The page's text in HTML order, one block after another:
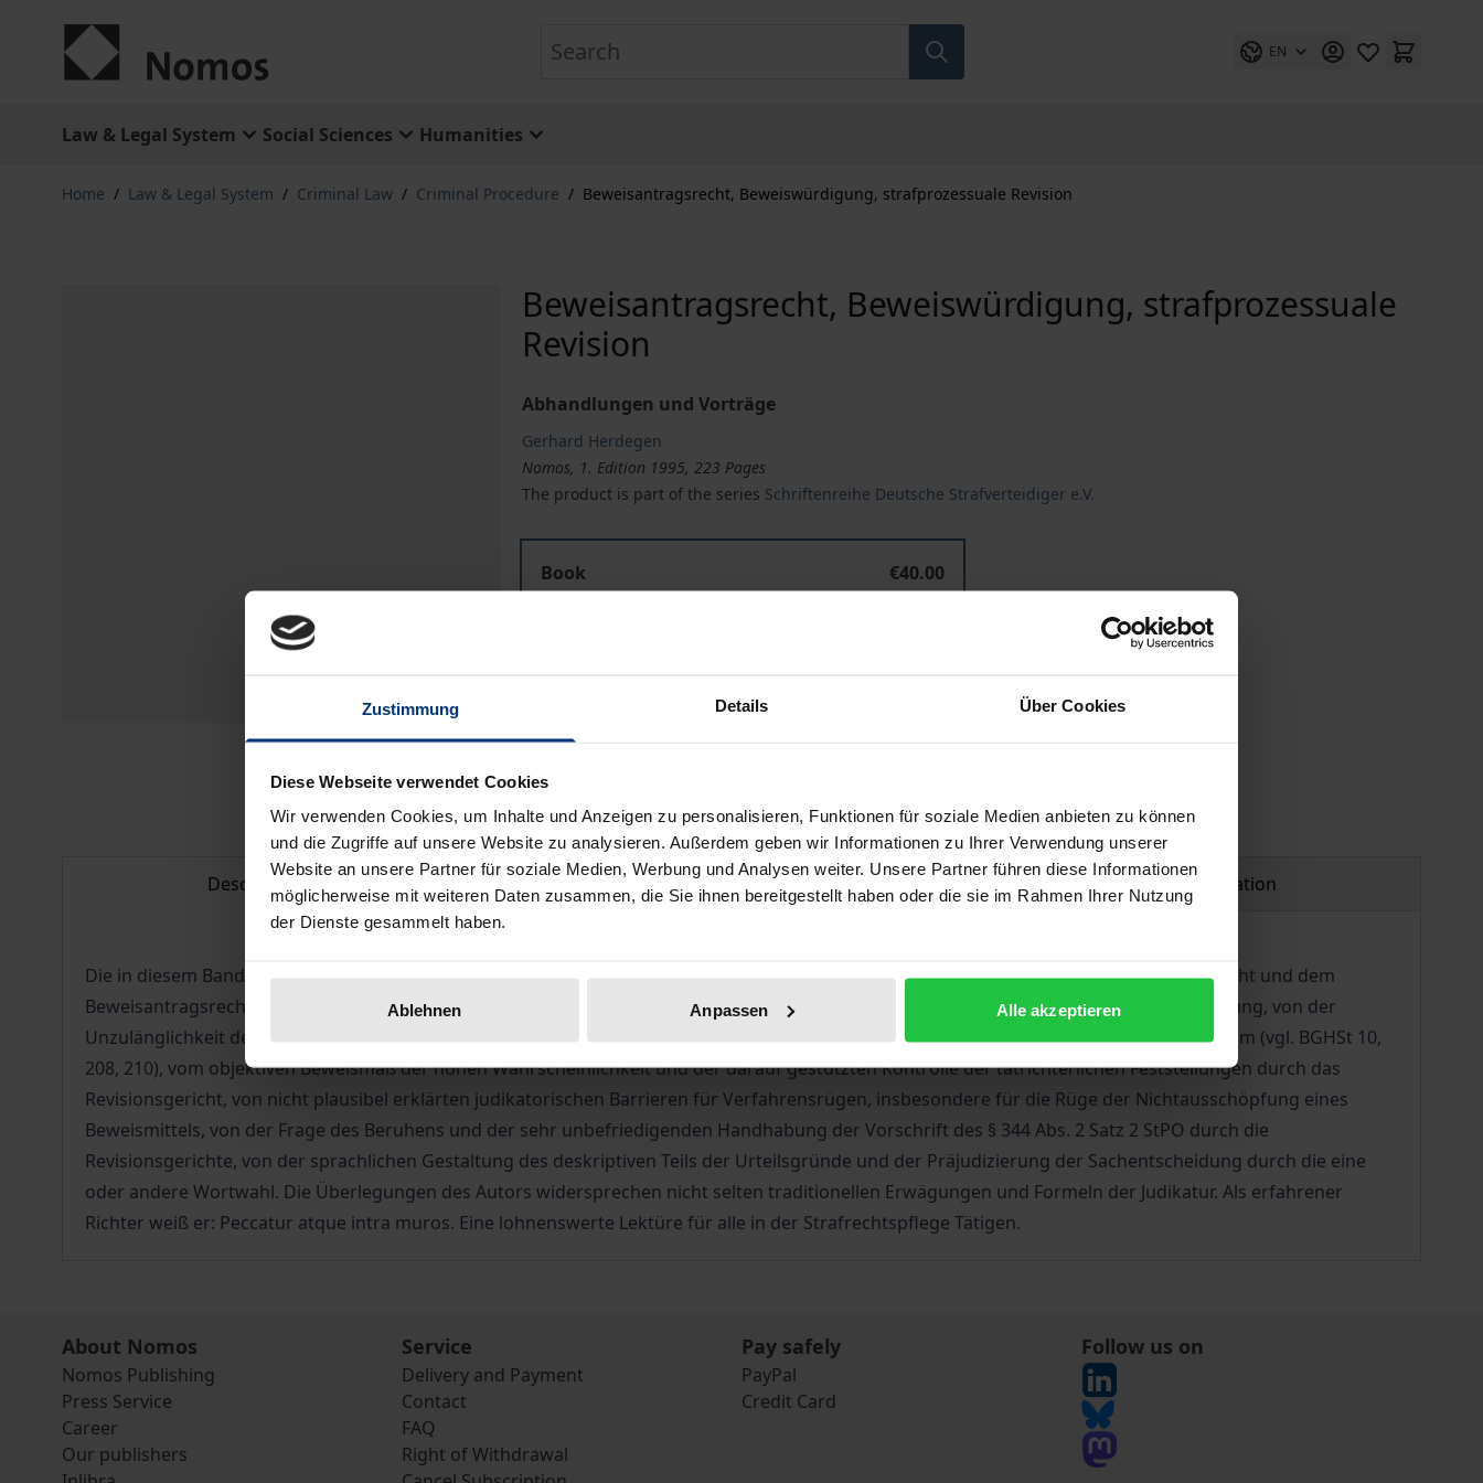
Zustimmung Details Über Cookies
Diese Webseite verwendet Cookies
Wir verwenden Cookies, um Inhalte und Anzeigen zu personalisieren, Funktionen für soziale Medien anbieten zu können
und die Zugriffe auf unsere Website zu analysieren. Außerdem geben wir Informationen zu Ihrer Verwendung unserer
Website an unsere Partner für soziale Medien, Werbung und Analysen weiter. Unsere Partner führen diese Informationen
möglicherweise mit weiteren Daten zusammen, die Sie ihnen bereitgestellt haben oder die sie im Rahmen Ihrer Nutzung
der Dienste gesammelt haben.
Ablehnen Anpassen Alle akzeptieren
EN
Law & Legal System Social Sciences Humanities
Home / Law & Legal System / Criminal Law / Criminal Procedure / Beweisantragsrecht, Beweiswürdigung, strafprozessuale Revision
Beweisantragsrecht, Beweiswürdigung, strafprozessuale
Revision
Abhandlungen und Vorträge
Gerhard Herdegen
Nomos, 1. Edition 1995, 223 Pages
The product is part of the series Schriftenreihe Deutsche Strafverteidiger e.V.
Book
€40.00
Add to Cart
Delivery cost notice
Description Bibliographical data Product safety information
Die in diesem Band zusammengefaßten Aufsätze und Referate handeln von zentralen strafprozessualen Fragen: Von der Aufklärungspflicht und dem
Beweisantragsrecht, von der Dokumentation des Beweisstoffs in den Urteilsgründen und dem Erfordernis seiner erschöpfenden Würdigung, von der
Unzulänglichkeit der „freien Überzeugung“ als „allein“ maßgeblichem, nicht nur notwendigem, sondern auch genügendem Beweiskriterium (vgl. BGHSt 10,
208, 210), vom objektiven Beweismaß der hohen Wahrscheinlichkeit und der darauf gestützten Kontrolle der tatrichterlichen Feststellungen durch das
Revisionsgericht, von nicht plausibel erklärten judikatorischen Barrieren für Verfahrensrügen, insbesondere für die Rüge der Nichtausschöpfung eines
Beweismittels, von der Frage des Beruhens und der sehr unbefriedigenden Handhabung der Vorschrift des § 344 Abs. 2 Satz 2 StPO durch die
Revisionsgerichte, von der sprachlichen Gestaltung des deskriptiven Teils der Urteilsgründe und der Präjudizierung der Sachentscheidung durch die eine
oder andere Wortwahl. Die Überlegungen des Autors widersprechen nicht selten traditionellen Erwägungen und Formeln der Judikatur. Als erfahrener
Richter weiß er: Peccatur atque intra muros. Eine lohnenswerte Lektüre für alle in der Strafrechtspflege Tätigen.
About Nomos
Nomos Publishing
Press Service
Career
Our publishers
Service
Delivery and Payment
Contact
FAQ
Right of Withdrawal
Pay safely
PayPal
Credit Card
Follow us on